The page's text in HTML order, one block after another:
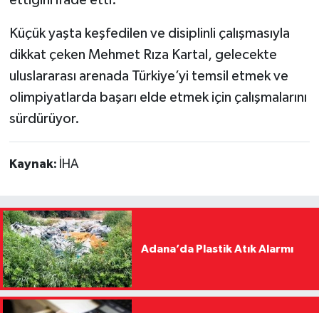
Küçük yaşta keşfedilen ve disiplinli çalışmasıyla
dikkat çeken Mehmet Rıza Kartal, gelecekte
uluslararası arenada Türkiye’yi temsil etmek ve
olimpiyatlarda başarı elde etmek için çalışmalarını
sürdürüyor.
Kaynak: İHA
Adana’da Plastik Atık Alarmı